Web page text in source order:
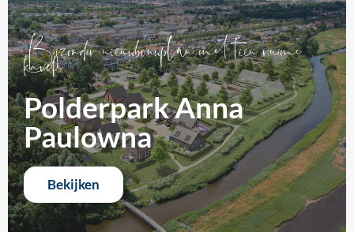
Bijzonder nieuwbouwplan met tien ruime
kavels
Polderpark Anna
Paulowna
Bekijken